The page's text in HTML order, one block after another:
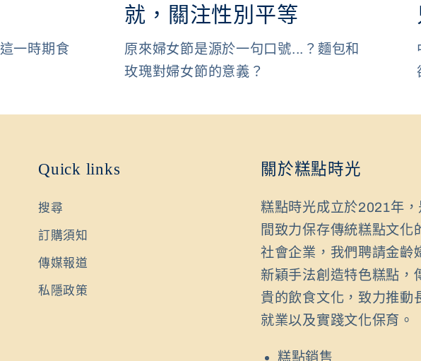
一時期食
就，關注性別平等
原來婦女節是源於一句口號...？麵包和
玫瑰對婦女節的意義？
Quick links
搜尋
訂購須知
傳媒報道
私隱政策
關於糕點時光
糕點時光成立於2021年，
間致力保存傳統糕點文化
社會企業，我們聘請金齡
新穎手法創造特色糕點，
貴的飲食文化，致力推動
就業以及實踐文化保育。
糕點銷售